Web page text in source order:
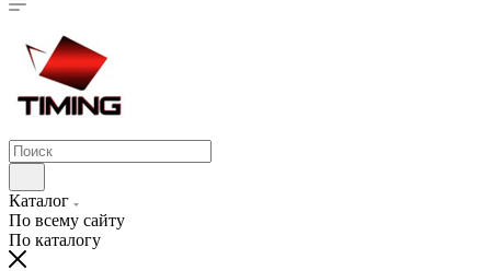
Каталог
По всему сайту
По каталогу